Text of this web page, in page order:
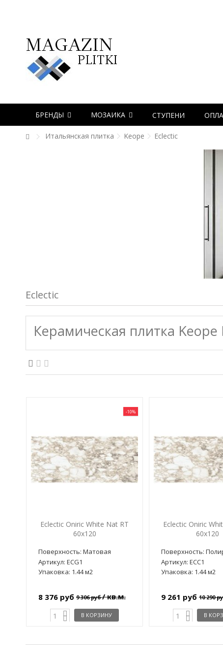
БРЕНДЫ МОЗАИКА СТУПЕНИ
Итальянская плитка Keope Eclectic
Eclectic
Керамическая плитка Keope
-10%
Eclectic Oniric White Nat RT
60x120
Поверхность: Матовая
Артикул: ECG1
Упаковка: 1.44 м2
8 376 руб 9 306 руб/ кв.м.
В КОРЗИНУ
Eclectic Oniric
60x120
Поверхность:
Артикул: ECC1
Упаковка: 1.44 м2
9 261 руб 10 290
В